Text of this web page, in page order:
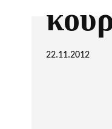
22.11.2012